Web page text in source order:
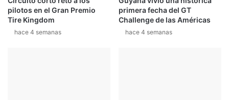
e
a
o
s
pilotos en el Gran Premio
Tire Kingdom
hace 4 semanas
primera fecha del GT
Challenge de las Américas
hace 4 semanas